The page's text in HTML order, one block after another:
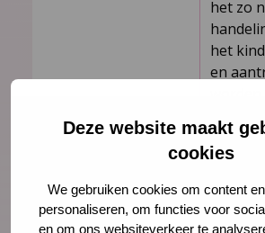
Deze website maakt
cookies
We gebruiken cookies om content
personaliseren, om functies voor
en om ons websiteverkeer te
het zo
het
en
papier
de
laten
mag